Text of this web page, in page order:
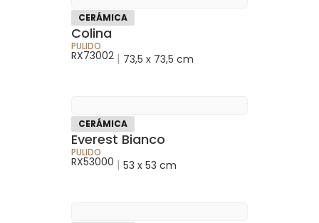
CERÁMICA
Colina
PULIDO
RX73002 | 73,5 x 73,5 cm
CERÁMICA
Everest Bianco
PULIDO
RX53000 | 53 x 53 cm